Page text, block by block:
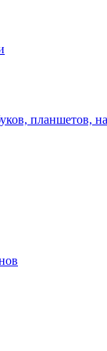
планшетов,